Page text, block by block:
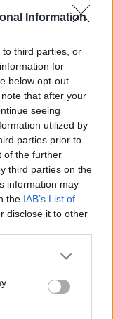
Information
third parties, or
for
below opt-out
that after your
seeing
utilized by
parties prior to
of the further
third parties on the
information may
the IAB’s List of
disclose it to other
or more Google
You may click to
party tags to
in below Google